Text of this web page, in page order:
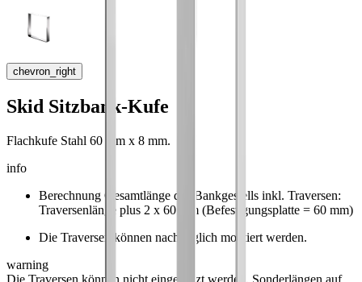
chevron_right
Skid Sitzbank-Kufe
Flachkufe Stahl 60 mm x 8 mm.
info
Berechnung Gesamtlänge des Bankgestells inkl. Traversen:
Traversenlänge plus 2 x 60 mm (Befestigungsplatte = 60 mm)
Die Traversen können nachträglich montiert werden.
warning
Die Traversen können nicht eingekürzt werden. Sonderlängen auf